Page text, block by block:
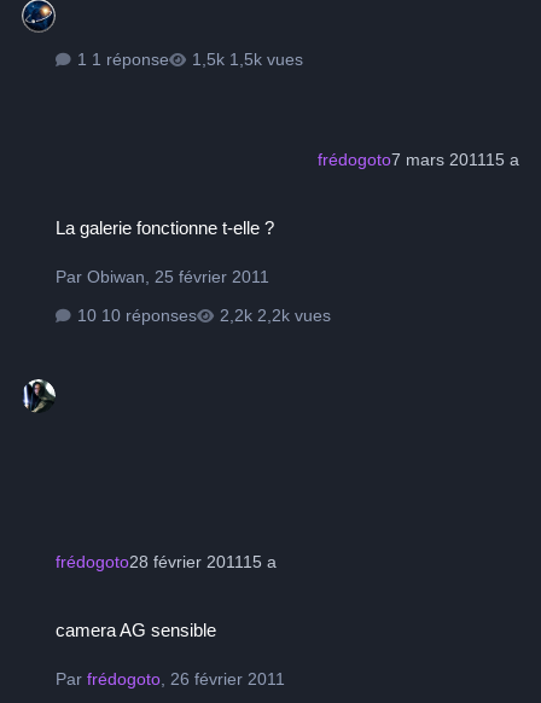
1 réponse 1,5k vues
frédogoto7 mars 201115 a
La galerie fonctionne t-elle ?
ParObiwan,25 février 2011
10 réponses
2,2k vues
frédogoto28 février 201115 a
camera AG sensible
Parfrédogoto,26 février 2011